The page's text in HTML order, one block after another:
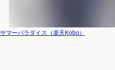
サマーパラダイス（楽天Kobo）